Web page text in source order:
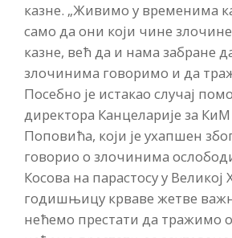
казне. „Живимо у временима
само да они који чине
казне, већ да и нама забране
злочинима говоримо и да
Посебно је истакао случај
директора Канцеларије за
Поповића, који је ухапшен
говорио о злочинима
Косова на парастосу у Великој
годишњицу крваве жетве
нећемо престати да тражимо